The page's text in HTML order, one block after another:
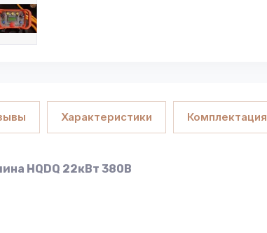
Характеристики Комплектация
HQDQ 22кВт 380В